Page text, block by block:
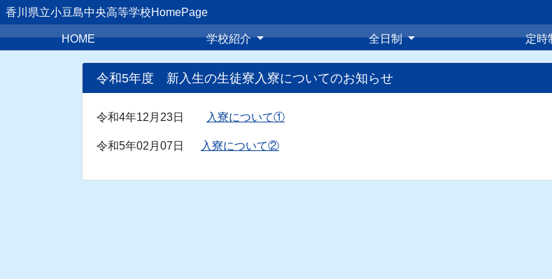
香川県立小豆島中央高等学校HomePage
HOME 学校紹介 全日制 定時
令和5年度 新入生の生徒寮入寮についてのお知らせ
令和4年12月23日 入寮について①
令和5年02月07日 入寮について②